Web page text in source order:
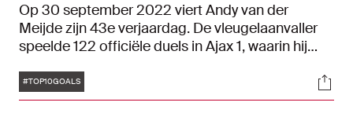
Op 30 september 2022 viert Andy van der
Meijde zijn 43e verjaardag. De vleugelaanvaller
speelde 122 officiële duels in Ajax 1, waarin hij
Amsterdammers. Ter ere van zijn verjaardag
hebben we tien mooie Ajax-goals van het
Tags
#TOP10GOALS